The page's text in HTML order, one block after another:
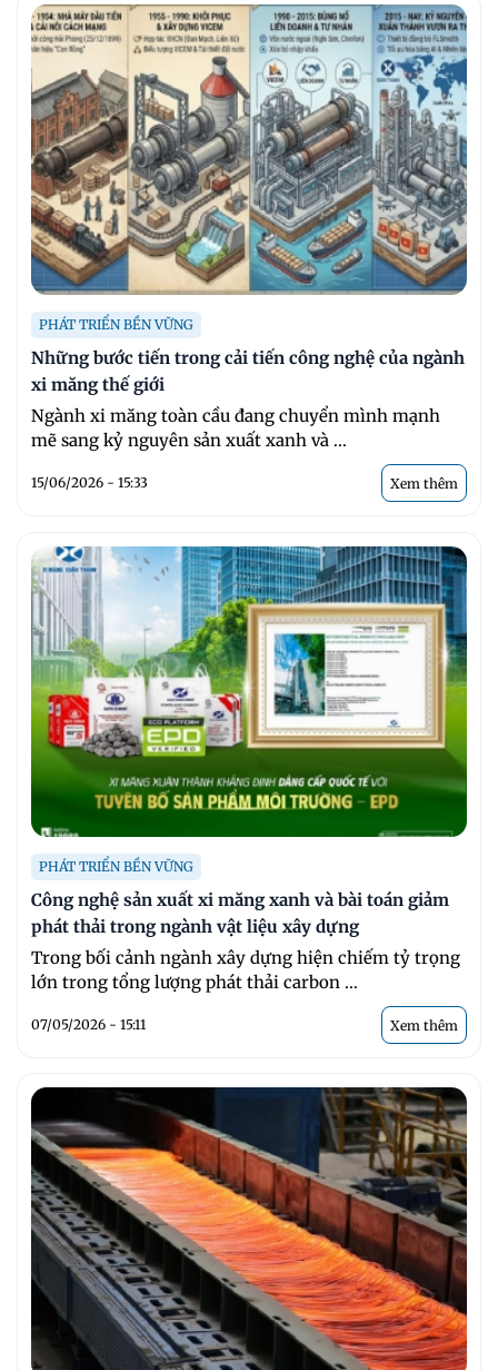
PHÁT TRIỂN BỀN VỮNG
Những bước tiến trong cải tiến công nghệ của ngành
xi măng thế giới
Ngành xi măng toàn cầu đang chuyển mình mạnh
mẽ sang kỷ nguyên sản xuất xanh và ...
15/06/2026 - 15:33 Xem thêm
PHÁT TRIỂN BỀN VỮNG
Công nghệ sản xuất xi măng xanh và bài toán giảm
phát thải trong ngành vật liệu xây dựng
Trong bối cảnh ngành xây dựng hiện chiếm tỷ trọng
lớn trong tổng lượng phát thải carbon ...
07/05/2026 - 15:11 Xem thêm